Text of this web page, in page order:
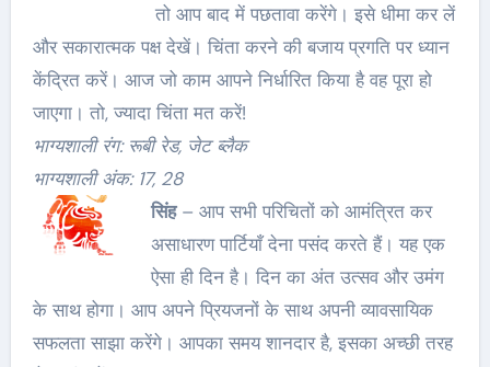
तो आप बाद में पछतावा करेंगे। इसे धीमा कर लें
और सकारात्मक पक्ष देखें। चिंता करने की बजाय प्रगति पर ध्यान
केंद्रित करें। आज जो काम आपने निर्धारित किया है वह पूरा हो
जाएगा। तो, ज्यादा चिंता मत करें!
भाग्यशाली रंग: रूबी रेड, जेट ब्लैक
भाग्यशाली अंक: 17, 28
सिंह– आप सभी परिचितों को आमंत्रित कर
असाधारण पार्टियाँ देना पसंद करते हैं। यह एक
ऐसा ही दिन है। दिन का अंत उत्सव और उमंग
के साथ होगा। आप अपने प्रियजनों के साथ अपनी व्यावसायिक
सफलता साझा करेंगे। आपका समय शानदार है, इसका अच्छी तरह